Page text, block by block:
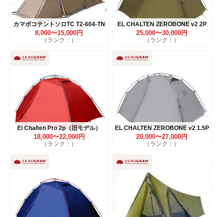
カマボコテントソロTC T2-604-TN
8,000〜15,000円
（ランク：）
EL CHALTEN ZEROBONE v2 2P
25,000〜30,000円
（ランク：）
El Chalten Pro 2p（旧モデル）
18,000〜22,000円
（ランク：）
EL CHALTEN ZEROBONE v2 1.5P
20,000〜27,000円
（ランク：）